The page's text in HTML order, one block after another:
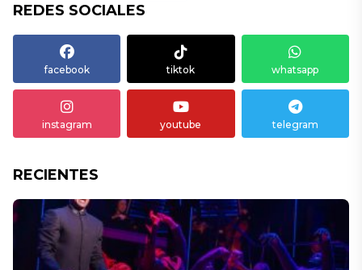
REDES SOCIALES
facebook tiktok whatsapp
instagram youtube telegram
RECIENTES